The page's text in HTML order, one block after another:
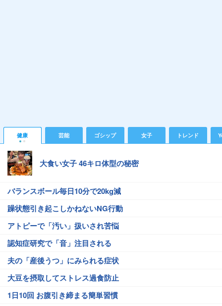
健康 芸能 ゴシップ 女子 トレンド
大食い女子 46キロ体型の秘密
バランスボール毎日10分で20kg減
躁状態引き起こしかねないNG行動
アトピーで「汚い」扱いされ苦悩
認知症研究で「音」注目される
夫の「産後うつ」にみられる症状
大豆を摂取してストレス過食防止
1日10回 お腹引き締まる簡単習慣